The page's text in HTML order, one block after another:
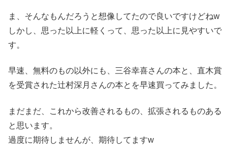
ま、そんなもんだろうと想像してたので良いですけどねw
しかし、思った以上に軽くって、思った以上に見やすいで
す。
早速、無料のもの以外にも、三谷幸喜さんの本と、直木賞
を受賞された辻村深月さんの本とを早速買ってみました。
まだまだ、これから改善されるもの、拡張されるものある
と思います。
過度に期待しませんが、期待してますw